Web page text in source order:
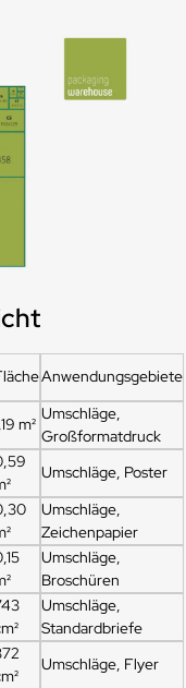
Anwendungsgebiete
m²
Umschläge,
Großformatdruck
Umschläge, Poster
Umschläge,
Zeichenpapier
Umschläge,
Broschüren
Umschläge,
Standardbriefe
Umschläge, Flyer